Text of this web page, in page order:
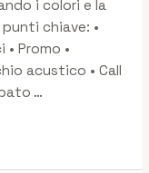
i colori e la
chiave: •
Promo •
acustico • Call
…